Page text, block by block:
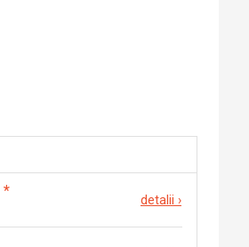
*
detalii ›